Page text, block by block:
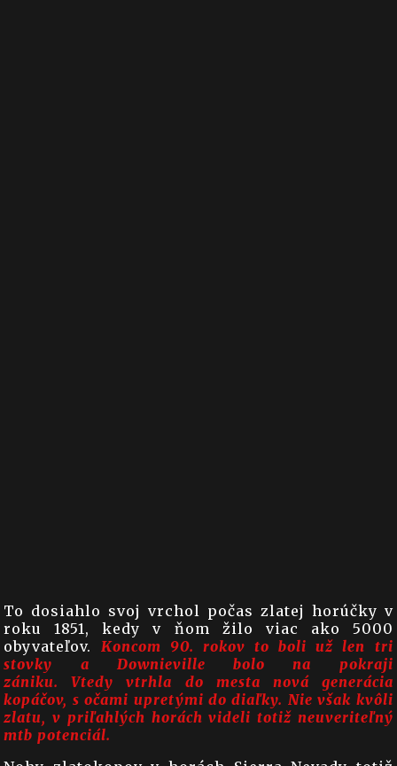
To dosiahlo svoj vrchol počas zlatej horúčky v
roku 1851, kedy v ňom žilo viac ako 5000
obyvateľov. Koncom 90. rokov to boli už len tri
stovky a Downieville bolo na pokraji
zániku. Vtedy vtrhla do mesta nová generácia
kopáčov, s očami upretými do diaľky. Nie však kvôli
zlatu, v priľahlých horách videli totiž neuveriteľný
mtb potenciál.